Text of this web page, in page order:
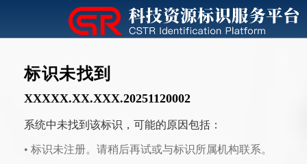
标识未找到
XXXXX.XX.XXX.20251120002
系统中未找到该标识，可能的原因包括：
• 标识未注册。请稍后再试或与标识所属机构联系。